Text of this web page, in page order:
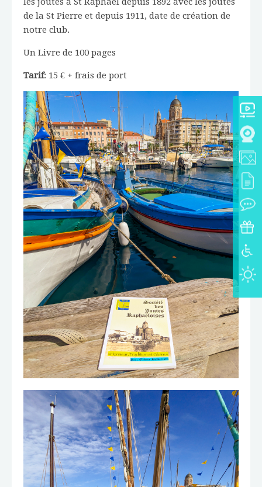
de la St Pierre et depuis 1911, date de création de
notre club.
Un Livre de 100 pages
Tarif: 15 € + frais de port